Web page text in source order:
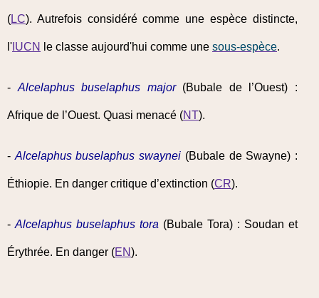
(LC). Autrefois considéré comme une espèce distincte,
l' IUCN le classe aujourd'hui comme une sous-espèce.
- Alcelaphus buselaphus major(Bubale de l’Ouest) :
Afrique de l’Ouest. Quasi menacé (NT).
- Alcelaphus buselaphus swaynei (Bubale de Swayne) :
Éthiopie. En danger critique d’extinction (CR).
- Alcelaphus buselaphus tora (Bubale Tora) : Soudan et
Érythrée. En danger (EN).